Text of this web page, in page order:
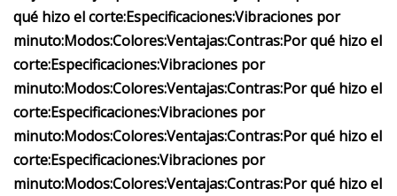
qué hizo el corte:Especificaciones:Vibraciones por
minuto:Modos:Colores:Ventajas:Contras:Por qué hizo el
corte:Especificaciones:Vibraciones por
minuto:Modos:Colores:Ventajas:Contras:Por qué hizo el
corte:Especificaciones:Vibraciones por
minuto:Modos:Colores:Ventajas:Contras:Por qué hizo el
corte:Especificaciones:Vibraciones por
minuto:Modos:Colores:Ventajas:Contras:Por qué hizo el